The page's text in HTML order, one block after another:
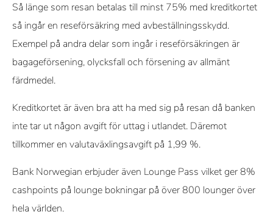
Så länge som resan betalas till minst 75% med kreditkortet
så ingår en reseförsäkring med avbeställningsskydd.
Exempel på andra delar som ingår i reseförsäkringen är
bagageförsening, olycksfall och försening av allmänt
färdmedel.
Kreditkortet är även bra att ha med sig på resan då banken
inte tar ut någon avgift för uttag i utlandet. Däremot
tillkommer en valutaväxlingsavgift på 1,99 %.
Bank Norwegian erbjuder även Lounge Pass vilket ger 8%
cashpoints på lounge bokningar på över 800 lounger över
hela världen.